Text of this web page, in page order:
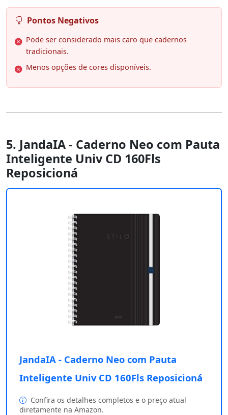
Pontos Negativos
Pode ser considerado mais caro que cadernos
tradicionais.
Menos opções de cores disponíveis.
5. JandaIA - Caderno Neo com Pauta
Inteligente Univ CD 160Fls
Reposicioná
JandaIA - Caderno Neo com Pauta
Inteligente Univ CD 160Fls Reposicioná
Confira os detalhes completos e o preço atual
diretamente na Amazon.